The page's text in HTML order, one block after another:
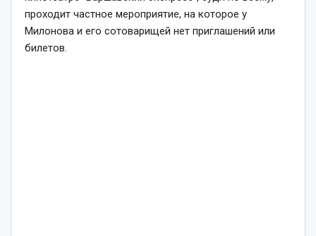
проходит частное мероприятие, на которое у
Милонова и его сотоварищей нет приглашений или
билетов.